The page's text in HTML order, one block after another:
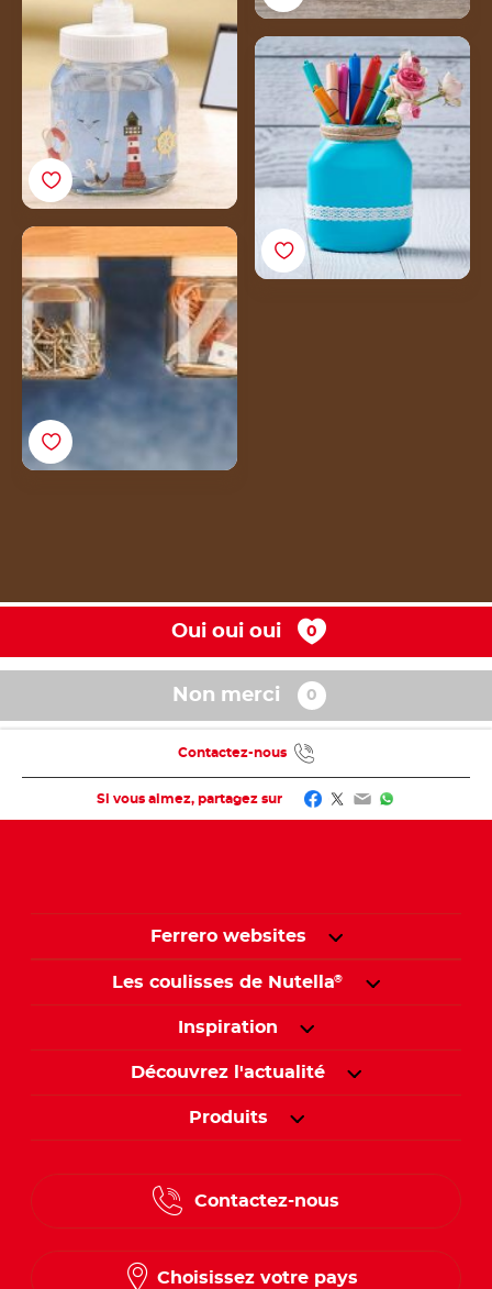
Comment fabriquer un
pot à crayons à partir
d'un pot de Nutella®
vide ?
main
Oui oui oui
Non merci
Si vous aimez, partagez sur Facebook
Twitter
EmailWhatsApp
Contactez-nous
Ferrero websites
Les coulisses de Nutella®
Inspiration
Découvrez l'actualité
Produits
Contactez-nous
Choisissez votre pays